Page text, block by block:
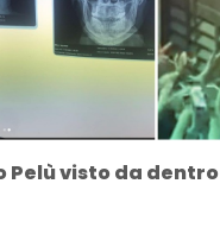
Pelù visto da dentro